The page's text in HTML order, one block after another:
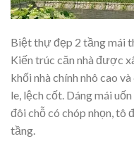
Biệt thự đẹp 2 tầng mái
Kiến trúc căn nhà được
khối nhà chính nhô cao
le, lệch cốt. Dáng mái
đôi chỗ có chóp nhọn, tô
tầng.